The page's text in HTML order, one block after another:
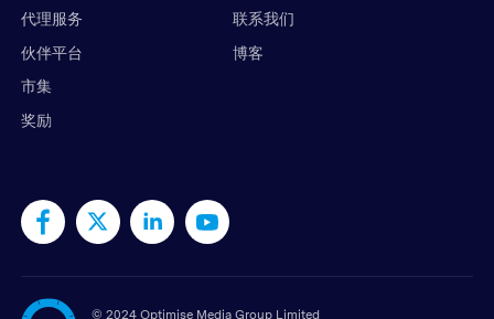
代理服务
伙伴平台
市集
奖励
联系我们
博客
© 2024 Optimise Media Group Limited